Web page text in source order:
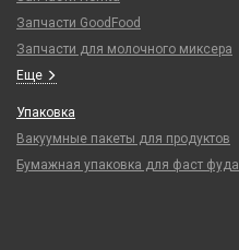
Запчасти GoodFood
Запчасти для молочного миксера
Еще
Упаковка
Вакуумные пакеты для продуктов
Бумажная упаковка для фаст фуда